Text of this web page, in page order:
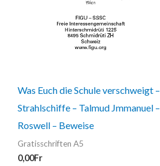
Was Euch die Schule verschweigt –
Strahlschiffe – Talmud Jmmanuel –
Roswell – Beweise
Gratisschriften A5
0,00Fr